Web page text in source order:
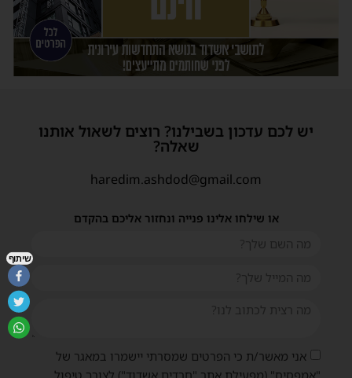
יש לכם עדכון בשבילנו? רוצים לשאול אותנו
שאלה?
haredim.ashdod@gmail.com
או שילחו אלינו פנייה ונחזור אליכם בהקדם
אני מאשר/ת כי הפרטים שמסרתי יישמרו במאגר של
שיתוף